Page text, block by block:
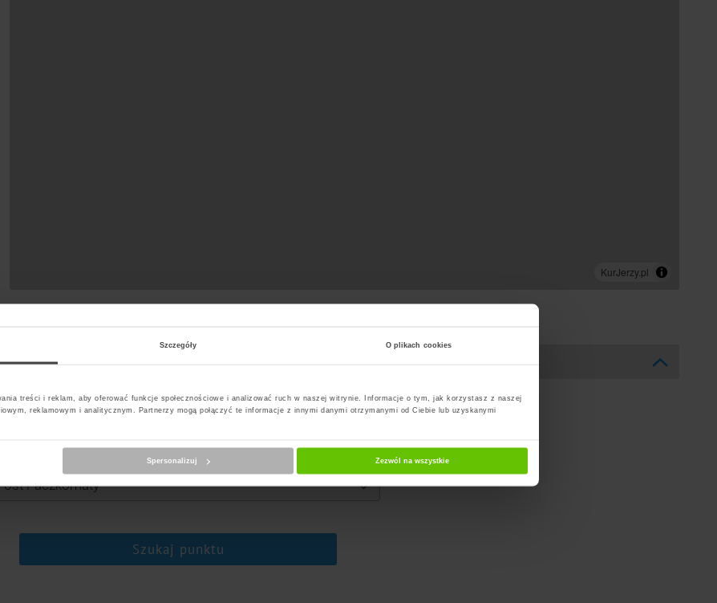
Szczegóły O plikach cookies
treści i reklam, aby oferować funkcje społecznościowe i analizować ruch w naszej witrynie. Informacje o tym, jak korzystasz z naszej
reklamowym i analitycznym. Partnerzy mogą połączyć te informacje z innymi danymi otrzymanymi od Ciebie lub uzyskanymi
Spersonalizuj Zezwól na wszystkie
Szukaj punktu